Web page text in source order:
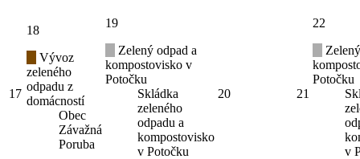
17
18
Vývoz
zeleného
odpadu z
domácností
Obec
Závažná
Poruba
19
Zelený odpad a
kompostovisko v
Potočku
Skládka
zeleného
odpadu a
kompostovisko
v Potočku
20 21
22
Potočku
v